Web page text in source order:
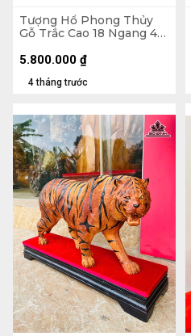
Tượng Hổ Phong Thủy
Gỗ Trắc Cao 18 Ngang 48
4 tháng trước
5.800.000 ₫